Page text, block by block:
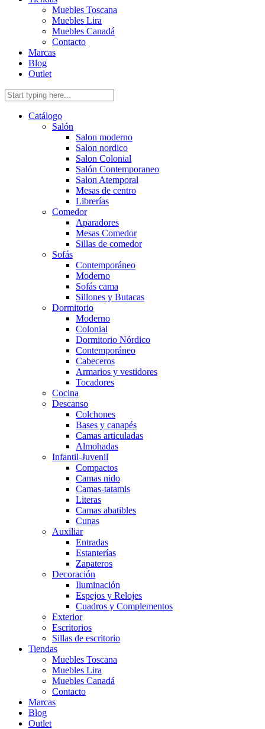
Muebles Toscana
Muebles Lira
Muebles Canadá
Contacto
Marcas
Blog
Outlet
Catálogo
Salón
Salon moderno
Salon nordico
Salon Colonial
Salón Contemporaneo
Salon Atemporal
Mesas de centro
Librerías
Comedor
Aparadores
Mesas Comedor
Sillas de comedor
Sofás
Contemporáneo
Moderno
Sofás cama
Sillones y Butacas
Dormitorio
Moderno
Colonial
Dormitorio Nórdico
Contemporáneo
Cabeceros
Armarios y vestidores
Tocadores
Cocina
Descanso
Colchones
Bases y canapés
Camas articuladas
Almohadas
Infantil-Juvenil
Compactos
Camas nido
Camas-tatamis
Literas
Camas abatibles
Cunas
Auxiliar
Entradas
Estanterías
Zapateros
Decoración
Iluminación
Espejos y Relojes
Cuadros y Complementos
Exterior
Escritorios
Sillas de escritorio
Tiendas
Muebles Toscana
Muebles Lira
Muebles Canadá
Contacto
Marcas
Blog
Outlet